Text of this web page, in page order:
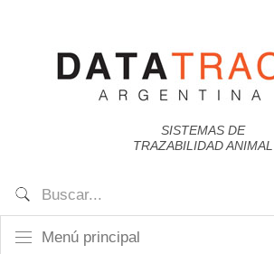
SISTEMAS DE
TRAZABILIDAD ANIMAL
Menú principal